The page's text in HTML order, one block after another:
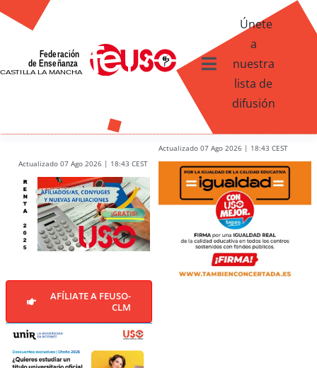
Skip
content
Toggle
Navigation
Contacto
Únete
a
nuestra
lista de
difusión
Actualizado 07 Ago 2026 | 18:43 CEST
Actualizado 07 Ago 2026 | 18:43 CEST
AFÍLIATE A FEUSO-
CLM